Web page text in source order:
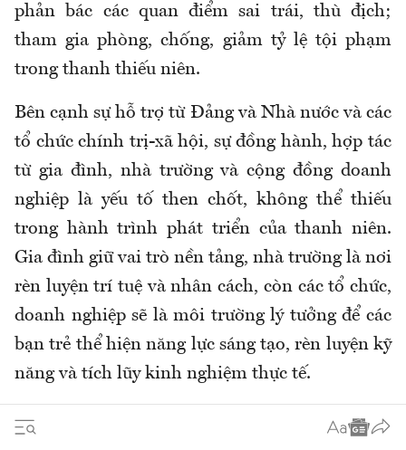
phản bác các quan điểm sai trái, thù địch;
tham gia phòng, chống, giảm tỷ lệ tội phạm
trong thanh thiếu niên.
Bên cạnh sự hỗ trợ từ Đảng và Nhà nước và các
tổ chức chính trị-xã hội, sự đồng hành, hợp tác
từ gia đình, nhà trường và cộng đồng doanh
nghiệp là yếu tố then chốt, không thể thiếu
trong hành trình phát triển của thanh niên.
Gia đình giữ vai trò nền tảng, nhà trường là nơi
rèn luyện trí tuệ và nhân cách, còn các tổ chức,
doanh nghiệp sẽ là môi trường lý tưởng để các
bạn trẻ thể hiện năng lực sáng tạo, rèn luyện kỹ
năng và tích lũy kinh nghiệm thực tế.
Hơn hết, chính thanh niên mới là lực lượng